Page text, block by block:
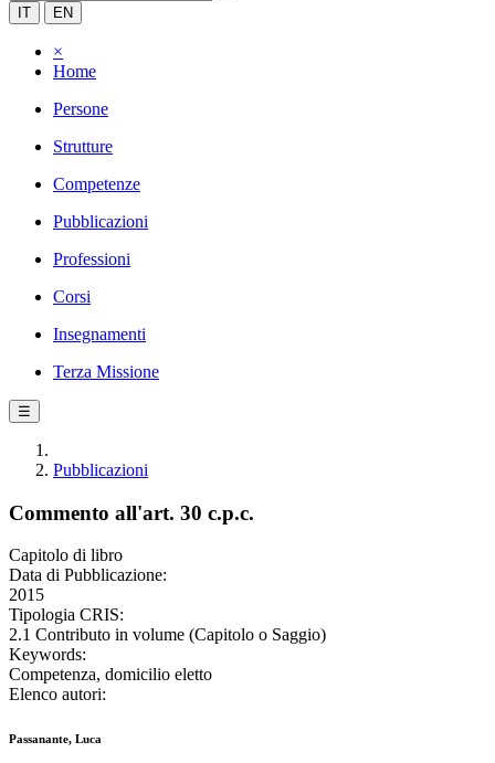
IT EN
×
Home
Persone
Strutture
Competenze
Pubblicazioni
Professioni
Corsi
Insegnamenti
Terza Missione
☰
Pubblicazioni
Commento all'art. 30 c.p.c.
Capitolo di libro
Data di Pubblicazione:
2015
Tipologia CRIS:
2.1 Contributo in volume (Capitolo o Saggio)
Keywords:
Competenza, domicilio eletto
Elenco autori:
Passanante, Luca